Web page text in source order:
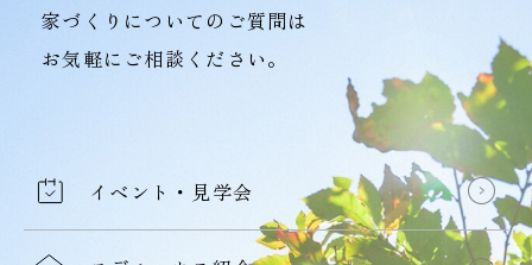
家づくりについてのご質問は
お気軽にご相談ください。
イベント・見学会